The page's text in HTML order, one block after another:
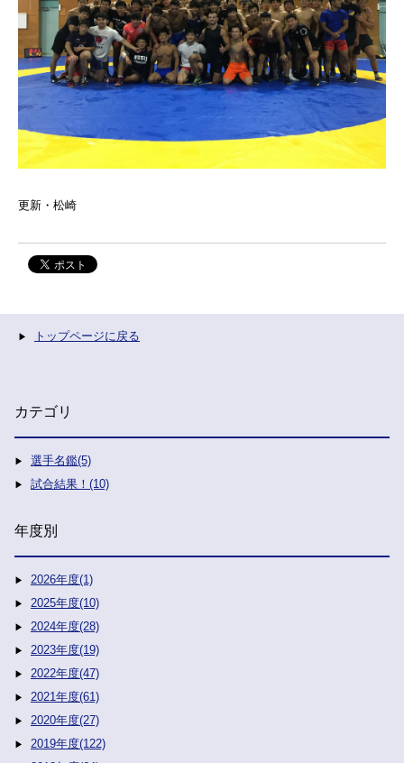
更新・松崎
トップページに戻る
カテゴリ
選手名鑑(5)
試合結果！(10)
年度別
2026年度(1)
2025年度(10)
2024年度(28)
2023年度(19)
2022年度(47)
2021年度(61)
2020年度(27)
2019年度(122)